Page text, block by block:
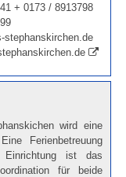
+ 0173 / 8913798
stephanskirchen.de
wird eine
Ferienbetreuung
ist das
für beide